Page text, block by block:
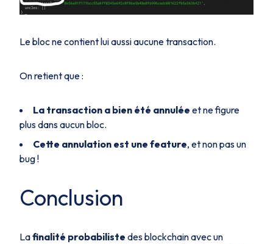
Le bloc ne contient lui aussi aucune transaction.
On retient que :
La transaction a bien été annulée et ne figure
plus dans aucun bloc.
Cette annulation est une feature, et non pas un
bug !
Conclusion
Lafinalité probabiliste des blockchain avec un